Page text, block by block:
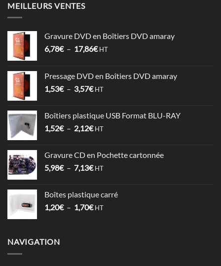
MEILLEURS VENTES
Gravure DVD en Boîtiers DVD amaray
6,78€ – 17,86€Plage
6,78€
à
HT
Pressage DVD en Boîtiers DVD amaray
1,53€ – 3,57€Plage
1,53€
à
HT
Boîtiers plastique USB Format BLU-RAY
1,52€ – 2,12€Plage
1,52€
à
HT
Gravure CD en Pochette cartonnée
5,98€ – 7,13€Plage
5,98€
à
HT
Boîtes plastique carré
1,20€ – 1,70€Plage
HT
NAVIGATION